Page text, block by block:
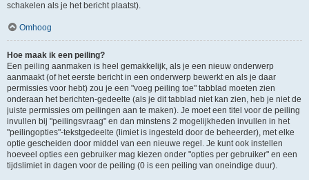
schakelen als je het bericht plaatst).
Omhoog
Hoe maak ik een peiling?
Een peiling aanmaken is heel gemakkelijk, als je een nieuw onderwerp
aanmaakt (of het eerste bericht in een onderwerp bewerkt en als je daar
permissies voor hebt) zou je een "voeg peiling toe" tabblad moeten zien
onderaan het berichten-gedeelte (als je dit tabblad niet kan zien, heb je niet de
juiste permissies om peilingen aan te maken). Je moet een titel voor de peiling
invullen bij "peilingsvraag" en dan minstens 2 mogelijkheden invullen in het
"peilingopties"-tekstgedeelte (limiet is ingesteld door de beheerder), met elke
optie gescheiden door middel van een nieuwe regel. Je kunt ook instellen
hoeveel opties een gebruiker mag kiezen onder "opties per gebruiker" en een
tijdslimiet in dagen voor de peiling (0 is een peiling van oneindige duur).